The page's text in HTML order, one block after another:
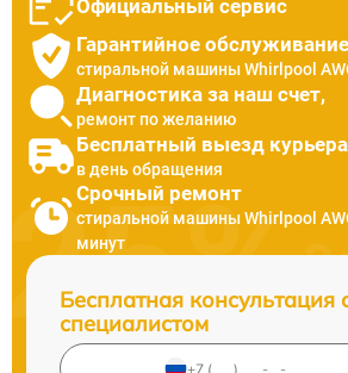
Официальный сервис
Гарантийное обслуживание
стиральной машины Whirlpool
Диагностика за наш счет,
ремонт по желанию
Бесплатный выезд курьера
в день обращения
Срочный ремонт
стиральной машины Whirlpool
минут
Бесплатная консультация
специалистом